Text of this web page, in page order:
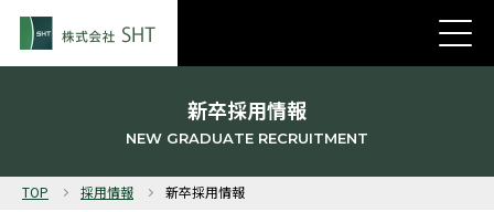
新卒採用情報
NEW GRADUATE RECRUITMENT
TOP 採用情報 新卒採用情報